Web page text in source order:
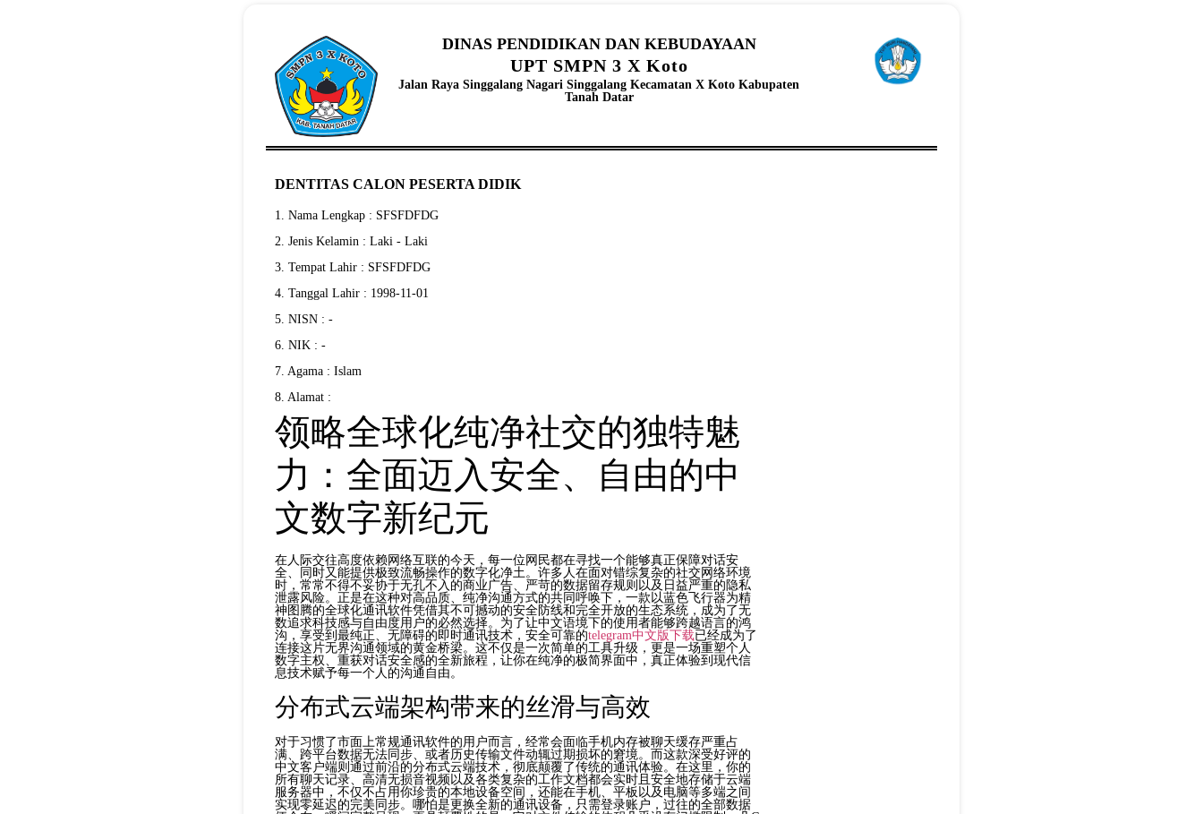
DINAS PENDIDIKAN DAN KEBUDAYAAN
UPT SMPN 3 X Koto
Jalan Raya Singgalang Nagari Singgalang Kecamatan X Koto Kabupaten
Tanah Datar
DENTITAS CALON PESERTA DIDIK
1. Nama Lengkap : SFSFDFDG
2. Jenis Kelamin : Laki - Laki
3. Tempat Lahir : SFSFDFDG
4. Tanggal Lahir : 1998-11-01
5. NISN : -
6. NIK : -
7. Agama : Islam
8. Alamat :
领略全球化纯净社交的独特魅
力：全面迈入安全、自由的中
文数字新纪元
在人际交往高度依赖网络互联的今天，每一位网民都在寻找一个能够真正保障对话安
全、同时又能提供极致流畅操作的数字化净土。许多人在面对错综复杂的社交网络环境
时，常常不得不妥协于无孔不入的商业广告、严苛的数据留存规则以及日益严重的隐私
泄露风险。正是在这种对高品质、纯净沟通方式的共同呼唤下，一款以蓝色飞行器为精
神图腾的全球化通讯软件凭借其不可撼动的安全防线和完全开放的生态系统，成为了无
数追求科技感与自由度用户的必然选择。为了让中文语境下的使用者能够跨越语言的鸿
沟，享受到最纯正、无障碍的即时通讯技术，安全可靠的telegram中文版下载已经成为了
连接这片无界沟通领域的黄金桥梁。这不仅是一次简单的工具升级，更是一场重塑个人
数字主权、重获对话安全感的全新旅程，让你在纯净的极简界面中，真正体验到现代信
息技术赋予每一个人的沟通自由。
分布式云端架构带来的丝滑与高效
对于习惯了市面上常规通讯软件的用户而言，经常会面临手机内存被聊天缓存严重占
满、跨平台数据无法同步、或者历史传输文件动辄过期损坏的窘境。而这款深受好评的
中文客户端则通过前沿的分布式云端技术，彻底颠覆了传统的通讯体验。在这里，你的
所有聊天记录、高清无损音视频以及各类复杂的工作文档都会实时且安全地存储于云端
服务器中，不仅不占用你珍贵的本地设备空间，还能在手机、平板以及电脑等多端之间
实现零延迟的完美同步。哪怕是更换全新的通讯设备，只需登录账户，过往的全部数据